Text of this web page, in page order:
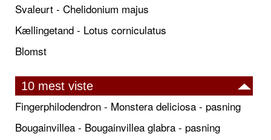
Svaleurt - Chelidonium majus
Kællingetand - Lotus corniculatus
Blomst
10 mest viste
Fingerphilodendron - Monstera deliciosa - pasning
Bougainvillea - Bougainvillea glabra - pasning